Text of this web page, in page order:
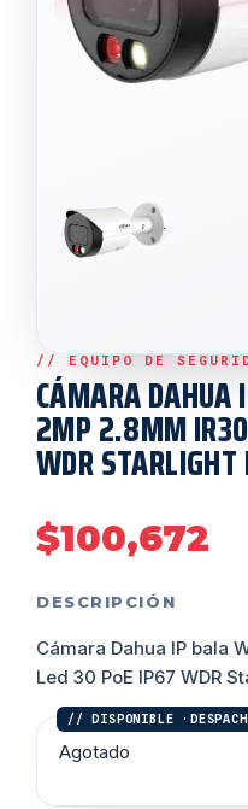
CÁMARA DAHUA
2MP 2.8MM
WDR STARLIGHT
$100,672
DESCRIPCIÓN
Cámara Dahua IP bala
Led 30 PoE IP67 WDR
Agotado